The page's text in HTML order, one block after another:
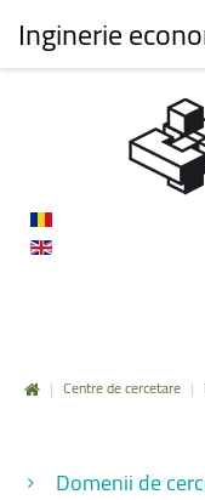
| Centre de cercetare |
Domenii de